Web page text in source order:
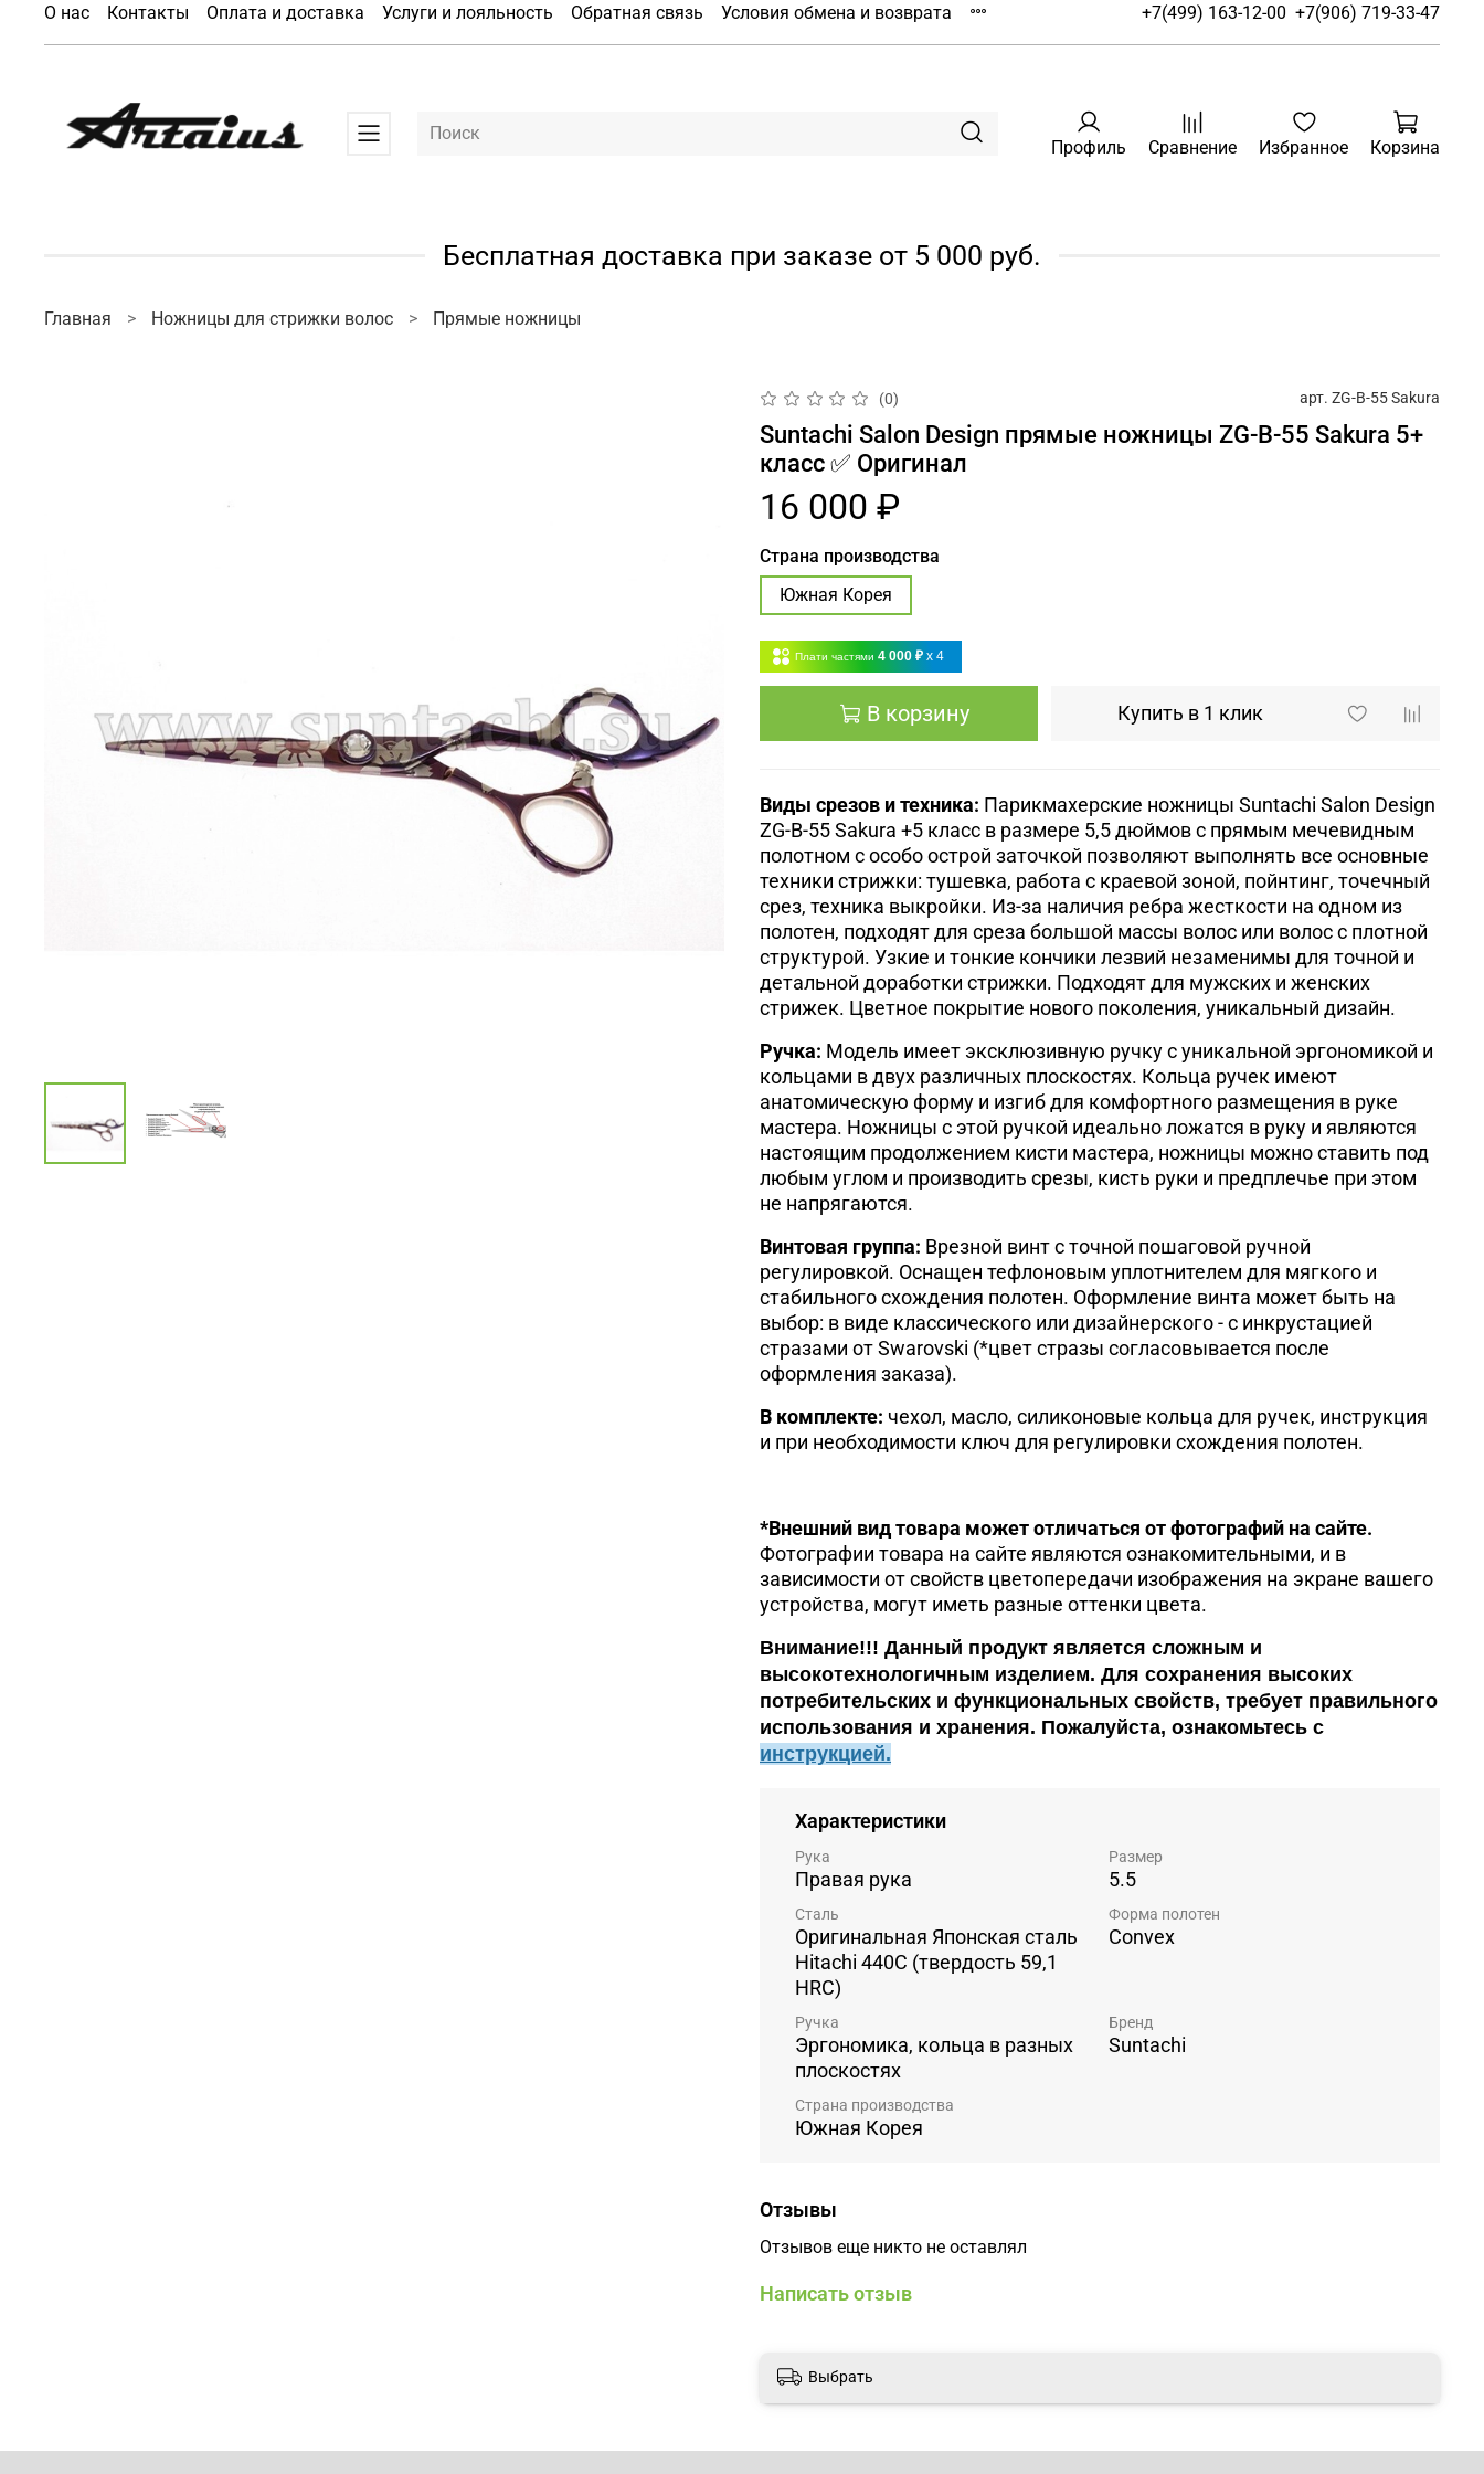
О нас Контакты Оплата и доставка Услуги и лояльность Обратная связь Условия обмена и возврата +7(499) 163-12-00 +7(906) 719-33-47
Профиль Сравнение Избранное Корзина
Бесплатная доставка при заказе от 5 000 руб.
Главная Ножницы для стрижки волос Прямые ножницы
(0) арт. ZG-B-55 Sakura
Suntachi Salon Design прямые ножницы ZG-B-55 Sakura 5+
класс ✅ Оригинал
16 000 ₽
Страна производства
Южная Корея
Плати частями 4 000 ₽ x 4
В корзину Купить в 1 клик
Виды срезов и техника: Парикмахерские ножницы Suntachi Salon Design
ZG-B-55 Sakura +5 класс в размере 5,5 дюймовс прямым мечевидным
полотном с особо острой заточкой позволяют выполнять все основные
техники стрижки: тушевка, работа с краевой зоной, пойнтинг, точечный
срез, техника выкройки. Из-за наличия ребра жесткости на одном из
полотен, подходят для среза большой массы волос или волос с плотной
структурой. Узкие и тонкие кончики лезвий незаменимы для точной и
детальной доработки стрижки. Подходят для мужских и женских
стрижек. Цветное покрытие нового поколения, уникальный дизайн.
Ручка: Модель имеет эксклюзивную ручку с уникальной эргономикой и
кольцами в двух различных плоскостях. Кольца ручек имеют
анатомическую форму и изгиб для комфортного размещения в руке
мастера. Ножницы с этой ручкой идеально ложатся в руку и являются
настоящим продолжением кисти мастера, ножницы можно ставить под
любым углом и производить срезы, кисть руки и предплечье при этом
не напрягаются.
Винтовая группа: Врезной винт с точной пошаговой ручной
регулировкой. Оснащен тефлоновым уплотнителем для мягкого и
стабильного схождения полотен. Оформление винта может быть на
выбор: в виде классического или дизайнерского - с инкрустацией
стразами от Swarovski (*цвет стразы согласовывается после
оформления заказа).
В комплекте: чехол, масло, силиконовые кольца для ручек, инструкция
и при необходимости ключ для регулировки схождения полотен.
*Внешний вид товара может отличаться от фотографий на сайте.
Фотографии товара на сайте являются ознакомительными, и в
зависимости от свойств цветопередачи изображения на экране вашего
устройства, могут иметь разные оттенки цвета.
Внимание!!! Данный продукт является сложным и
высокотехнологичным изделием. Для сохранения высоких
потребительских и функциональных свойств, требует правильного
использования и хранения. Пожалуйста, ознакомьтесь c
инструкцией.
Характеристики
Рука
Правая рука
Размер
5.5
Сталь
Оригинальная Японская сталь
Hitachi 440C (твердость 59,1
HRC)
Форма полотен
Convex
Ручка
Эргономика, кольца в разных
плоскостях
Бренд
Suntachi
Страна производства
Южная Корея
Отзывы
Отзывов еще никто не оставлял
Написать отзыв
Выбрать